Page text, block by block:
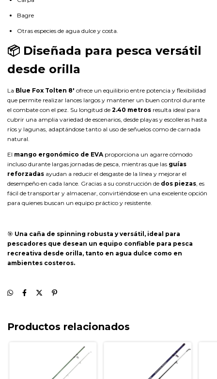
Bagre
Otras especies de agua dulce y costa.
📦 Diseñada para pesca versátil
desde orilla
La Blue Fox Tolten 8' ofrece un equilibrio entre potencia y flexibilidad
que permite realizar lances largos y mantener un buen control durante
el combate con el pez. Su longitud de 2.40 metros resulta ideal para
cubrir una amplia variedad de escenarios, desde playas y escolleras hasta
ríos y lagunas, adaptándose tanto al uso de señuelos como de carnada
natural.
El mango ergonómico de EVAproporciona un agarre cómodo
incluso durante largas jornadas de pesca, mientras que las guías
reforzadas ayudan a reducir el desgaste de la línea y mejorar el
desempeño en cada lance. Gracias a su construcción de dos piezas, es
fácil de transportar y almacenar, convirtiéndose en una excelente opción
para quienes buscan un equipo práctico y resistente.
🎯 Una caña de spinning robusta y versátil, ideal para
pescadores que desean un equipo confiable para pesca
recreativa desde orilla, tanto en agua dulce como en
ambientes costeros.
Productos relacionados